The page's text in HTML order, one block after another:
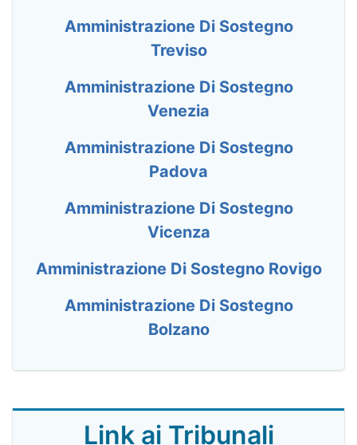
Amministrazione Di Sostegno
Treviso
Amministrazione Di Sostegno
Venezia
Amministrazione Di Sostegno
Padova
Amministrazione Di Sostegno
Vicenza
Amministrazione Di Sostegno Rovigo
Amministrazione Di Sostegno
Bolzano
Link ai Tribunali